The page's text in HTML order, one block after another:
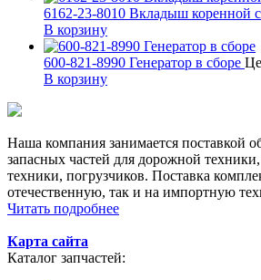
6162-23-8010 Вкладыш коренной
В корзину
600-821-8990 Генератор в сборе
В корзину
Наша компания занимается поставкой
запасных частей для дорожной
техники, погрузчиков. Поставка
отечественную, так и на импортную
Читать подробнее
Карта сайта
Каталог запчастей: